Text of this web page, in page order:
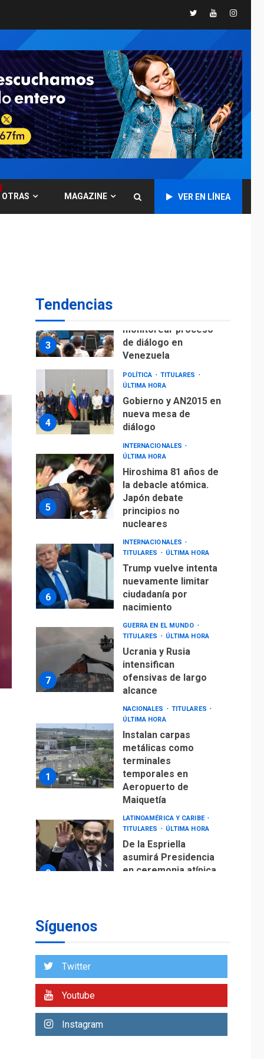
TwitterYoutube
OTRAS MAGAZINE VER EN LÍNEA
Tendencias
7
GUERRA EN EL MUNDO
Ucrania y Rusia
intensifican
ofensivas de largo
alcance
NACIONALES
TITULARES
ÚLTIMA HORA
Instalan carpas
metálicas como
terminales
Aeropuerto de
3
monitorear proceso
de diálogo en
Venezuela
4
POLÍTICA
TITULARES
ÚLTIMA HORA
Gobierno y AN2015 en
nueva mesa de
diálogo
5
INTERNACIONALES
ÚLTIMA HORA
Hiroshima 81 años de
la debacle atómica.
Japón debate
principios no
nucleares
6
INTERNACIONALES
TITULARES
ÚLTIMA HORA
Trump vuelve intenta
nuevamente limitar
ciudadanía por
nacimiento
7
GUERRA EN EL MUNDO
TITULARES
ÚLTIMA HORA
Ucrania y Rusia
intensifican
ofensivas de largo
alcance
1
NACIONALES
TITULARES
ÚLTIMA HORA
Instalan carpas
metálicas como
terminales
temporales en
Aeropuerto de
Maiquetía
2
LATINOAMÉRICA Y CARIBE
TITULARES
ÚLTIMA HORA
De la Espriella
asumirá Presidencia
en ceremonia atípica
3
de diálogo en
4
POLÍTICA
TITULARES
Gobierno y AN2015 en
diálogo
Síguenos
Twitter
Youtube
Instagram